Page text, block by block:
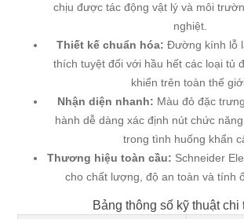
chịu được tác động vật lý và môi
nghiệt.
Thiết kế chuẩn hóa: Đường kính lỗ
thích tuyệt đối với hầu hết các loại tủ
khiển trên toàn thế
Nhận diện nhanh: Màu đỏ đặc
hành dễ dàng xác định nút chức
trong tình huống khẩn
Thương hiệu toàn cầu: Schneider
cho chất lượng, độ an toàn và tính
Bảng thông số kỹ thuật chi